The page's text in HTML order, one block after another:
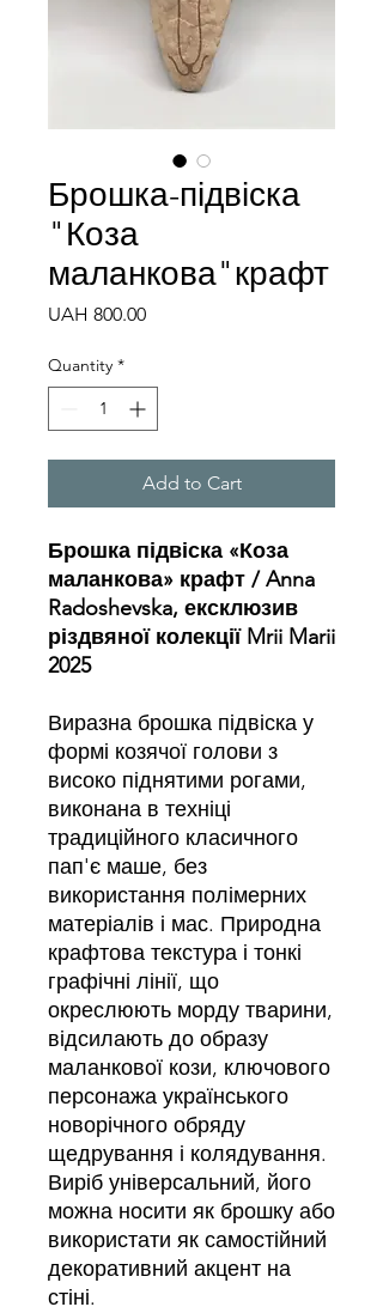
Брошка-підвіска
"Коза
маланкова"крафт
UAH 800.00Price
Quantity *
Add to Cart
Брошка підвіска «Коза
маланкова» крафт / Anna
Radoshevska, ексклюзив
різдвяної колекції Mrii Marii
2025
Виразна брошка підвіска у
формі козячої голови з
високо піднятими рогами,
виконана в техніці
традиційного класичного
пап'є маше, без
використання полімерних
матеріалів і мас. Природна
крафтова текстура і тонкі
графічні лінії, що
окреслюють морду тварини,
відсилають до образу
маланкової кози, ключового
персонажа українського
новорічного обряду
щедрування і колядування.
Виріб універсальний, його
можна носити як брошку або
використати як самостійний
декоративний акцент на
стіні.